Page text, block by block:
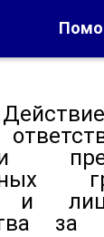
и
за